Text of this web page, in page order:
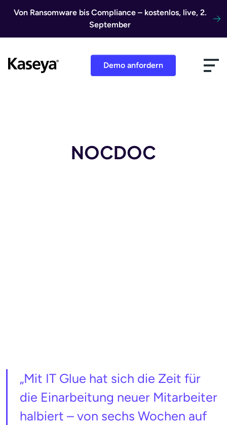
Von Ransomware bis Compliance – kostenlos, live, 2.
September
Demo anfordern
NOCDOC
„Mit IT Glue hat sich die Zeit für
die Einarbeitung neuer Mitarbeiter
halbiert – von sechs Wochen auf